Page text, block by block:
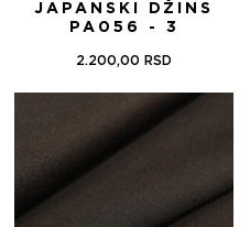
JAPANSKI DŽINS
PA056 - 3
2.200,00 RSD